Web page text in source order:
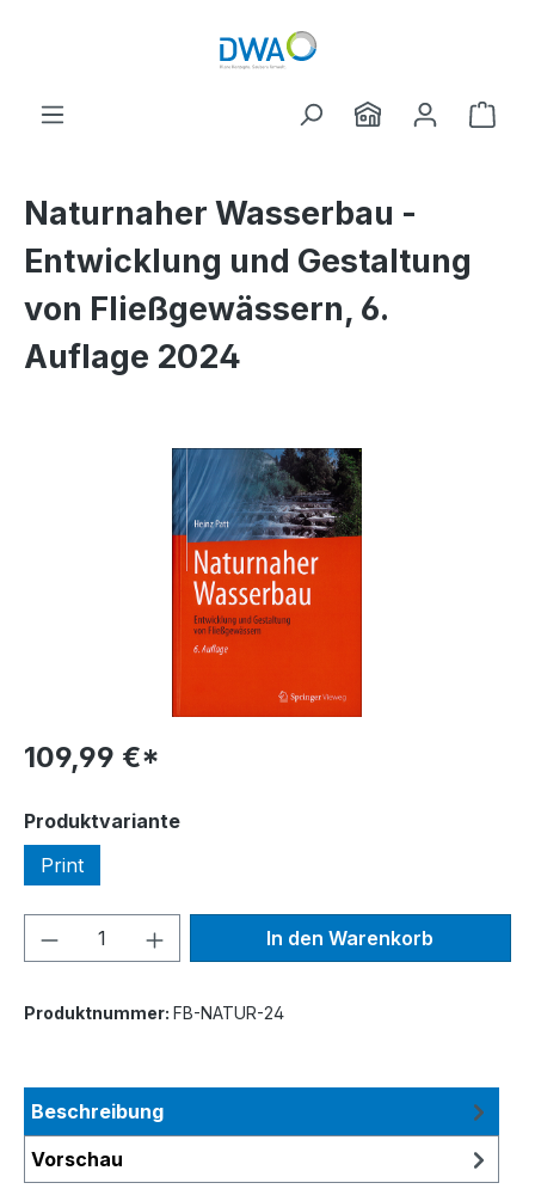
Naturnaher Wasserbau -
Entwicklung und Gestaltung
von Fließgewässern, 6.
Auflage 2024
Bildergalerie überspringen
109,99 €*
Produktvarianteauswählen
Print
Produkt Anzahl: Gib denIn den Warenkorb
Produktnummer: FB-NATUR-24
Beschreibung
Vorschau